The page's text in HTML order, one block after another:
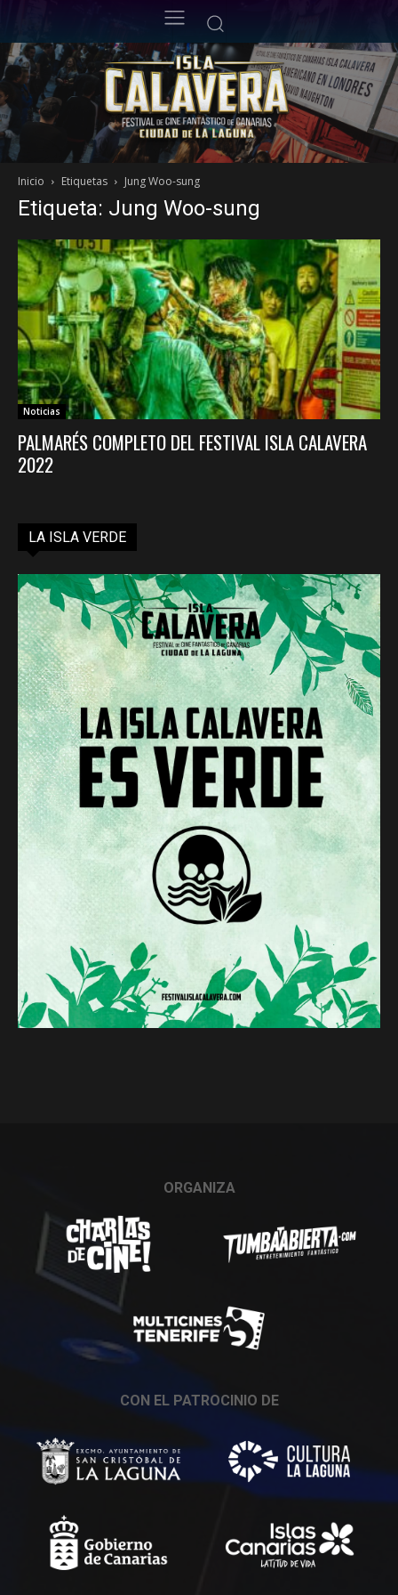
Inicio Etiquetas Jung Woo-sung
Etiqueta: Jung Woo-sung
Noticias
PALMARÉS COMPLETO DEL FESTIVAL ISLA CALAVERA
2022
LA ISLA VERDE
ORGANIZA
CON EL PATROCINIO DE